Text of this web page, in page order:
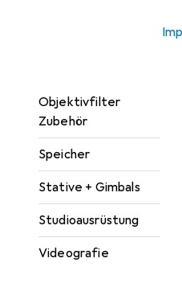
Objektivfilter
Zubehör
Speicher
Stative + Gimbals
Studioausrüstung
Videografie